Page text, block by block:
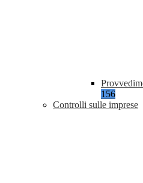
156
Controlli sulle imprese